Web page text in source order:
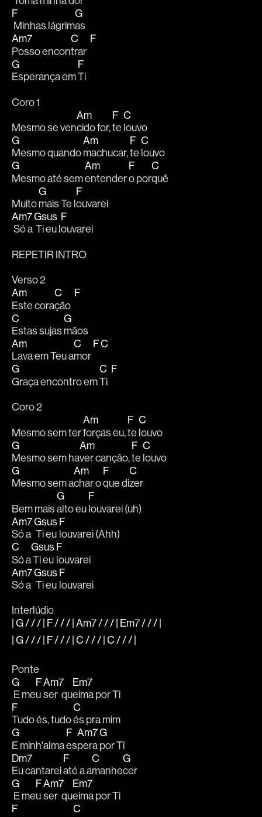
F
Minhas lágrim
G
as
Am7
Posso encon
C
trar
F
G
Esperança em
F
Ti
Coro 1
Mesmo se ven
Am
cido for,
F
te
C
louvo
G
Mesmo quando
Am
machucar,
F
te
C
louvo
G
Mesmo até sem
Am
entender
F
o por
C
quê
Muito
G
mais Te l
F
ouvarei
Am7
Só a
Gsus
Ti eu l
F
ouvarei
REPETIR INTRO
Verso 2
Am
Este cora
C
ção
F
C
Estas sujas
G
mãos
Am
Lava em Teu a
C
mor
FC
G
Graça encontro em
C
Ti
F
Coro 2
Mesmo sem ter
Am
forças eu,
F
te
C
louvo
G
Mesmo sem ha
Am
ver canção,
F
te
C
louvo
G
Mesmo sem a
Am
char o
F
que di
C
zer
Bem mais
G
alto eu
F
louvarei (uh)
Am7
Só a
Gsus
Ti eu
F
louvarei (Ahh)
C
Só a
Gsus
Ti eu
F
louvarei
Am7
Só a
Gsus
Ti eu
F
louvarei
Interlúdio
| G / / / | F / / / | Am7 / / / | Em7 / / / |
| G / / / | F / / / | C / / / | C / / / |
Ponte
G
E me
F
u
Am7
ser  qu
Em7
eima por Ti
F
Tudo és, tudo
C
és pra mim
G
E minh'alma
F
es
Am7
pera
G
por Ti
Dm7
Eu cantarei
F
até a a
C
manhe
G
cer
G
E me
F
u
Am7
ser  qu
Em7
eima por Ti
F
C